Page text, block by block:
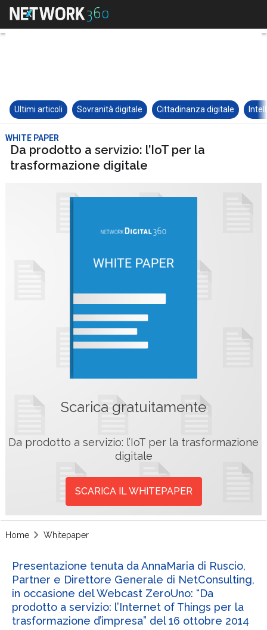
Ultimi articoli Sovranità digitale Cittadinanza digitale
WHITE PAPER
Da prodotto a servizio: l’IoT per la
trasformazione digitale
Scarica gratuitamente
Da prodotto a servizio: l’IoT per la trasformazione
digitale
SCARICA IL WHITEPAPER
Home Whitepaper
Presentazione tenuta da AnnaMaria di Ruscio,
Partner e Direttore Generale di NetConsulting,
in occasione del Webcast ZeroUno: “Da
prodotto a servizio: l’Internet of Things per la
trasformazione d’impresa” del 16 ottobre 2014